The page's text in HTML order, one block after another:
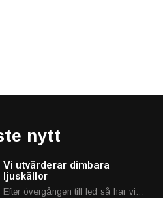
nytt
Vi utvärderar dimbara
ljuskällor
Efter övergången till led så har vi…